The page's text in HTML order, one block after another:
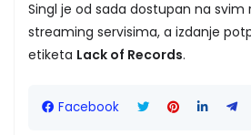
Singl je od sada dostupan na
streaming servisima, a izdanje
etiketa Lack of Records.
Facebook